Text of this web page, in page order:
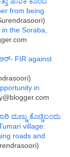
from being
the Soraba,
FIR against
in
ಮಣ್ಣು ಕೊಚ್ಚಿಬಂದು
village:
roads and